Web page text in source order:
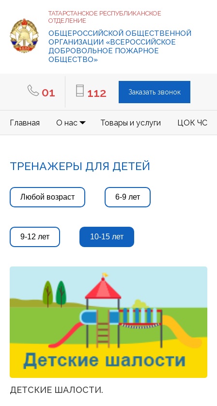
ТАТАРСТАНСКОЕ РЕСПУБЛИКАНСКОЕ
ОТДЕЛЕНИЕ
ОБЩЕРОССИЙСКОЙ ОБЩЕСТВЕННОЙ
ОРГАНИЗАЦИИ «ВСЕРОССИЙСКОЕ
ДОБРОВОЛЬНОЕ ПОЖАРНОЕ
ОБЩЕСТВО»
01 112 Заказать звонок
Главная О нас Товары и услуги ЦОК ЧС
ТРЕНАЖЕРЫ ДЛЯ ДЕТЕЙ
Любой возраст 6-9 лет
9-12 лет 10-15 лет
ДЕТСКИЕ ШАЛОСТИ.